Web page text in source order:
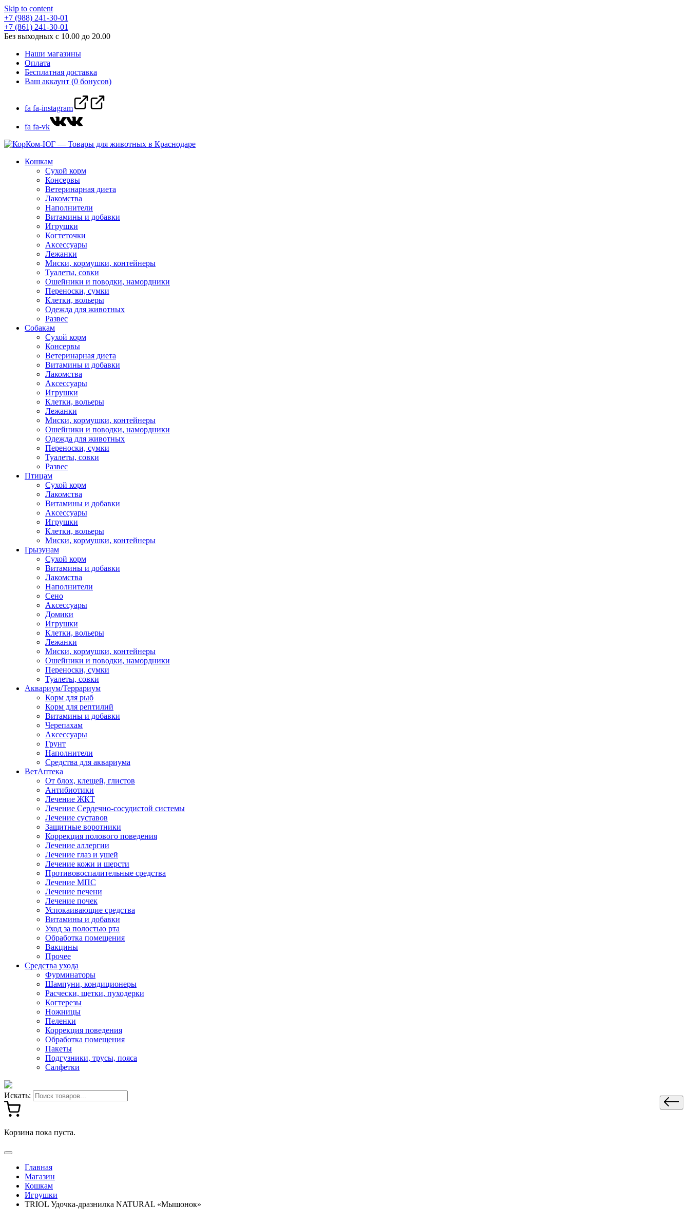
Skip to content
+7 (988) 241-30-01
+7 (861) 241-30-01
Без выходных с 10.00 до 20.00
Наши магазины
Оплата
Бесплатная доставка
Ваш аккаунт (0 бонусов)
fa fa-instagram
fa fa-vk
Кошкам
Сухой корм
Консервы
Ветеринарная диета
Лакомства
Наполнители
Витамины и добавки
Игрушки
Когтеточки
Аксессуары
Лежанки
Миски, кормушки, контейнеры
Туалеты, совки
Ошейники и поводки, намордники
Переноски, сумки
Клетки, вольеры
Одежда для животных
Развес
Собакам
Сухой корм
Консервы
Ветеринарная диета
Витамины и добавки
Лакомства
Аксессуары
Игрушки
Клетки, вольеры
Лежанки
Миски, кормушки, контейнеры
Ошейники и поводки, намордники
Одежда для животных
Переноски, сумки
Туалеты, совки
Развес
Птицам
Сухой корм
Лакомства
Витамины и добавки
Аксессуары
Игрушки
Клетки, вольеры
Миски, кормушки, контейнеры
Грызунам
Сухой корм
Витамины и добавки
Лакомства
Наполнители
Сено
Аксессуары
Домики
Игрушки
Клетки, вольеры
Лежанки
Миски, кормушки, контейнеры
Ошейники и поводки, намордники
Переноски, сумки
Туалеты, совки
Аквариум/Террариум
Корм для рыб
Корм для рептилий
Витамины и добавки
Черепахам
Аксессуары
Грунт
Наполнители
Средства для аквариума
ВетАптека
От блох, клещей, глистов
Антибиотики
Лечение ЖКТ
Лечение Сердечно-сосудистой системы
Лечение суставов
Защитные воротники
Коррекция полового поведения
Лечение аллергии
Лечение глаз и ушей
Лечение кожи и шерсти
Противовоспалительные средства
Лечение МПС
Лечение печени
Лечение почек
Успокаивающие средства
Витамины и добавки
Уход за полостью рта
Обработка помещения
Вакцины
Прочее
Средства ухода
Фурминаторы
Шампуни, кондиционеры
Расчески, щетки, пуходерки
Когтерезы
Ножницы
Пеленки
Коррекция поведения
Обработка помещения
Пакеты
Подгузники, трусы, пояса
Салфетки
Искать:
Корзина пока пуста.
Главная
Магазин
Кошкам
Игрушки
TRIOL Удочка-дразнилка NATURAL «Мышонок»